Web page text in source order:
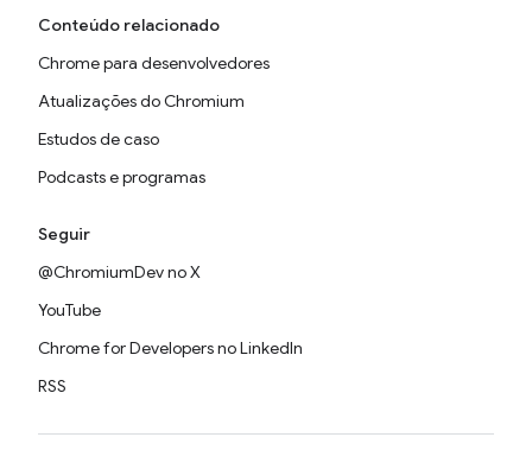
Conteúdo relacionado
Chrome para desenvolvedores
Atualizações do Chromium
Estudos de caso
Podcasts e programas
Seguir
@ChromiumDev no X
YouTube
Chrome for Developers no LinkedIn
RSS